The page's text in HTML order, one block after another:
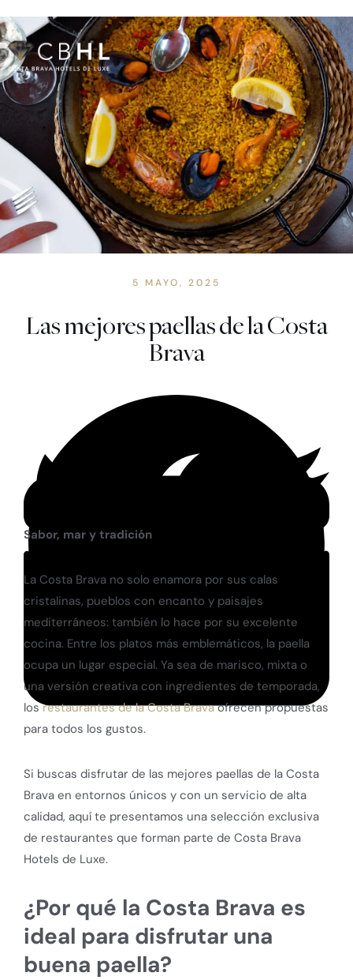
Saltar
al
contenido
ES
CATALÀ +
5 MAYO, 2025
Las mejores paellas de la Costa
Brava
Sabor, mar y tradición
La Costa Brava no solo enamora por sus calas
cristalinas, pueblos con encanto y paisajes
mediterráneos: también lo hace por su excelente
cocina. Entre los platos más emblemáticos, la paella
ocupa un lugar especial. Ya sea de marisco, mixta o
una versión creativa con ingredientes de temporada,
losrestaurantes de la Costa Bravaofrecen propuestas
para todos los gustos.
Si buscas disfrutar de las mejores paellas de la Costa
Brava en entornos únicos y con un servicio de alta
calidad, aquí te presentamos una selección exclusiva
de restaurantes que forman parte de Costa Brava
Hotels de Luxe.
¿Por qué la Costa Brava es
ideal para disfrutar una
buena paella?